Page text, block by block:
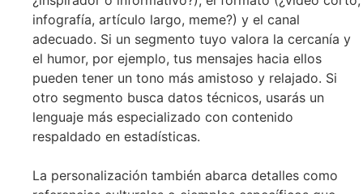
infografía, artículo largo, meme?) y el canal
adecuado. Si un segmento tuyo valora la cercanía y
el humor, por ejemplo, tus mensajes hacia ellos
pueden tener un tono más amistoso y relajado. Si
otro segmento busca datos técnicos, usarás un
lenguaje más especializado con contenido
respaldado en estadísticas.
La personalización también abarca detalles como